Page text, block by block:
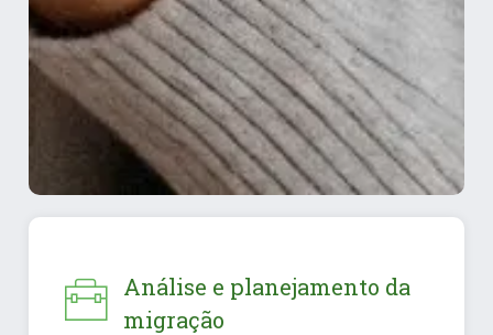
Análise e planejamento da
migração